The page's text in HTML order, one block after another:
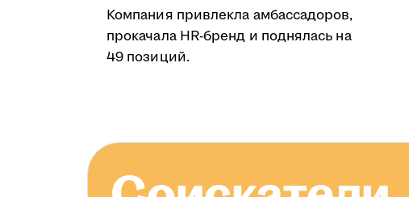
Компания привлекла амбассадоров,
прокачала HR-бренд и поднялась на
49 позиций.